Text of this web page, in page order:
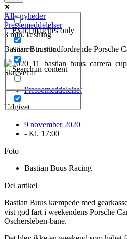
Exact matches only
Search in title
Search in content
Alle nyheder
Pressemeddelelser
3 min. læsning
Bastian Buus i udfordrende Porsche
Skrevet af
Pressemeddelelser
Udgivet
9 november 2020
- Kl. 17:00
Foto
Bastian Buus Racing
Del artikel
Bastian Buus kæmpede med
vist god fart i weekendens Porsche
Oschersleben-bane.